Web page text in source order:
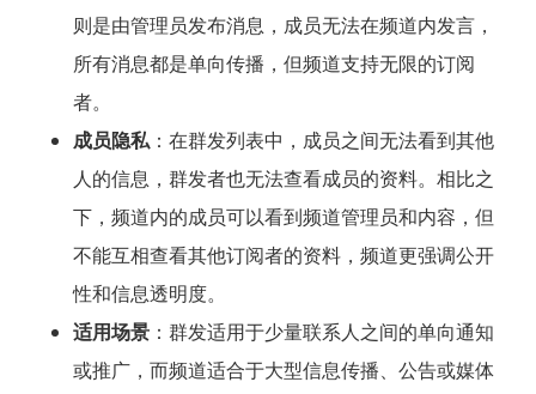
则是由管理员发布消息，成员无法在频道内发言，
所有消息都是单向传播，但频道支持无限的订阅
者。
成员隐私：在群发列表中，成员之间无法看到其他
人的信息，群发者也无法查看成员的资料。相比之
下，频道内的成员可以看到频道管理员和内容，但
不能互相查看其他订阅者的资料，频道更强调公开
性和信息透明度。
适用场景：群发适用于少量联系人之间的单向通知
或推广，而频道适合于大型信息传播、公告或媒体